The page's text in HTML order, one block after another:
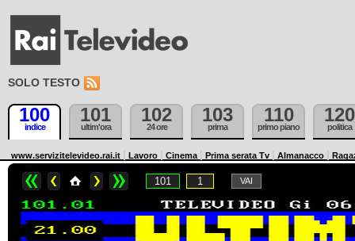
SOLO TESTO
100
indice
101
ultim'ora
102
24 ore
103
prima
110
primo piano
120
politica
www.servizitelevideo.rai.it Lavoro Cinema Prima serata Tv Almanacco